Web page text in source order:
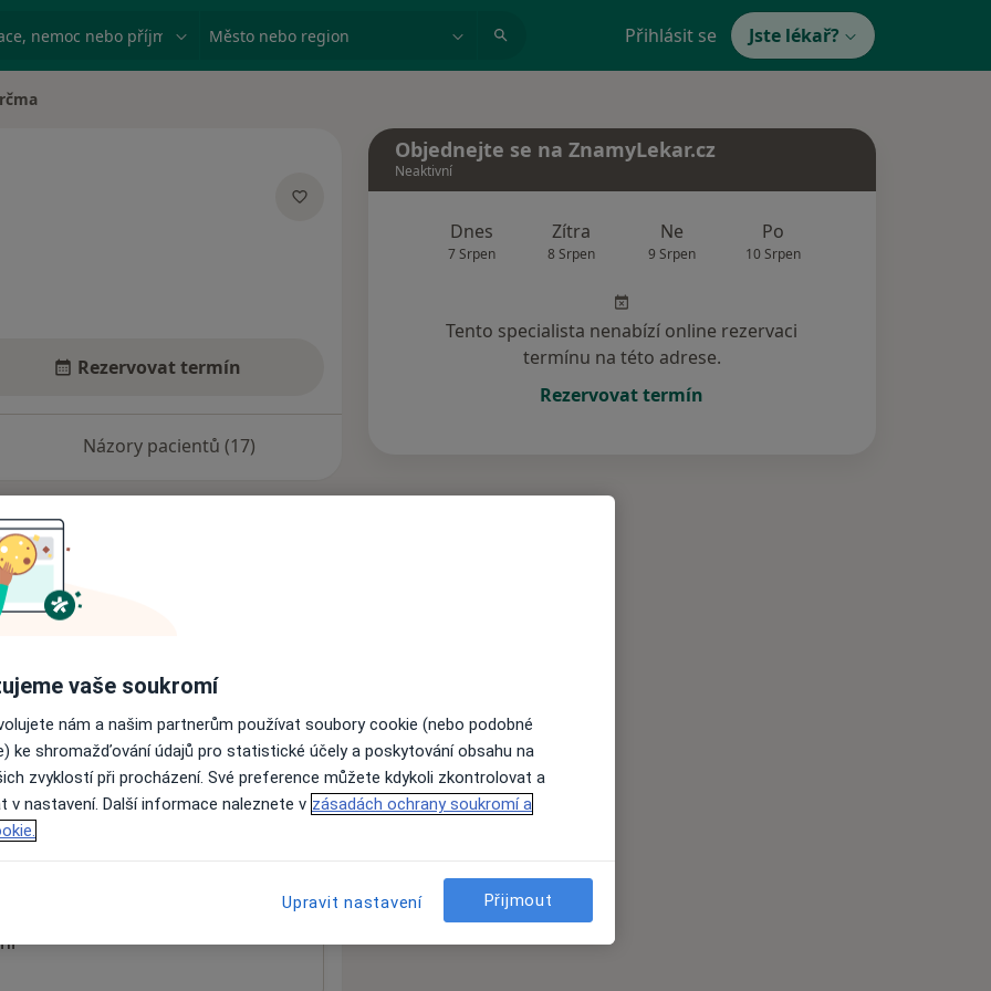
nemoc nebo příjmení Město nebo region Přihlásit se Jste lékař?
Rezervovat termín
Názory pacientů (17)
nejsou k dispozici
informace o svých službách.
kliniky FN a LF UK Plzeň
Objednejte se na ZnamyLekar.cz
Neaktivní
Dnes
7 Srpen
Zítra
8 Srpen
Ne
9 Srpen
Po
10 Srpen
Tento specialista nenabízí online rezervaci
termínu na této adrese.
Rezervovat termín
vaše soukromí
nám a našim partnerům používat soubory cookie (nebo podobné
ke shromažďování údajů pro statistické účely a poskytování obsahu na
zvyklostí při procházení. Své preference můžete kdykoli zkontrolovat a
v nastavení. Další informace naleznete v zásadách ochrany soukromí a
Upravit nastavení Přijmout